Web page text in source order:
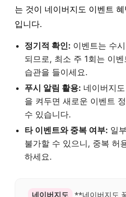
는 것이 네이버지도 이벤트
입니다.
정기적 확인: 이벤트는 수
되므로, 최소 주 1회는 이
습관을 들이세요.
푸시 알림 활용: 네이버지
을 켜두면 새로운 이벤트
수 있습니다.
타 이벤트와 중복 여부: 일
불가할 수 있으니, 중복 허
하세요.
네이버지도
**네이버지도